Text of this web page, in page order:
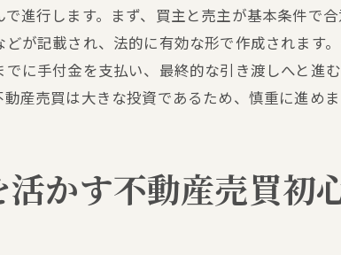
地元の不動産市場の特徴を
安心して不動産を手に入れるた
長期的なライフプランに基づ
リスク管理のための備え
購入後の資産管理方法
進行します。まず、買主と売主が基本条件で
が記載され、法的に有効な形で作成されます
に手付金を支払い、最終的な引き渡しへと進
産売買は大きな投資であるため、慎重に進めま
かす不動産売買初